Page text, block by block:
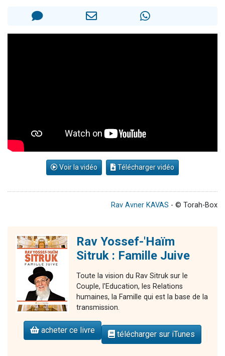
Voir la vidéo Télécharger vidéo
Rav Avner KAVAS - © Torah-Box
Rav Yossef-'Haïm
Sitruk : Famille Juive
Toute la vision du Rav Sitruk sur le
Couple, l'Education, les Relations
humaines, la Famille qui est la base de la
transmission.
acheter ce livre télécharger sur iTunes